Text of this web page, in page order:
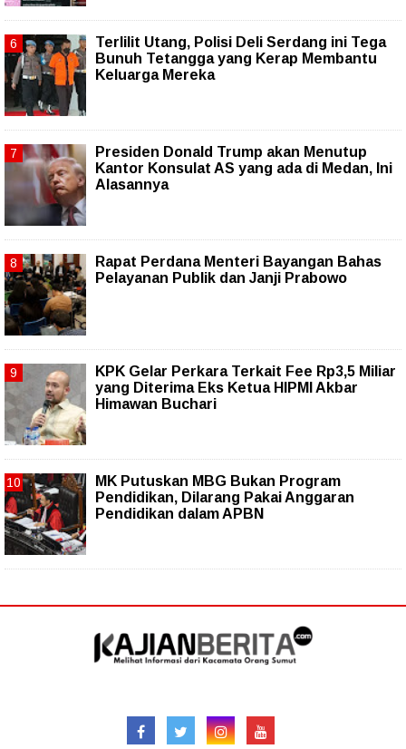
Terlilit Utang, Polisi Deli Serdang ini Tega
Bunuh Tetangga yang Kerap Membantu
Keluarga Mereka
Presiden Donald Trump akan Menutup
Kantor Konsulat AS yang ada di Medan, Ini
Alasannya
Rapat Perdana Menteri Bayangan Bahas
Pelayanan Publik dan Janji Prabowo
KPK Gelar Perkara Terkait Fee Rp3,5 Miliar
yang Diterima Eks Ketua HIPMI Akbar
Himawan Buchari
MK Putuskan MBG Bukan Program
Pendidikan, Dilarang Pakai Anggaran
Pendidikan dalam APBN